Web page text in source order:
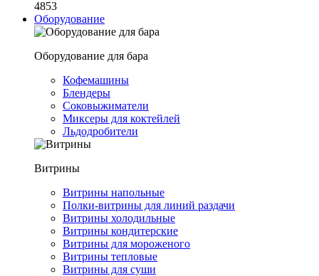
4853
Оборудование
Оборудование для бара
Кофемашины
Блендеры
Соковыжиматели
Миксеры для коктейлей
Льдодробители
Витрины
Витрины напольные
Полки-витрины для линий раздачи
Витрины холодильные
Витрины кондитерские
Витрины для мороженого
Витрины тепловые
Витрины для суши